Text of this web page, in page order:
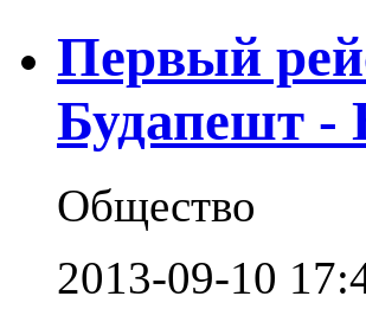
Первый
Будапешт -
Общество
2013-09-10